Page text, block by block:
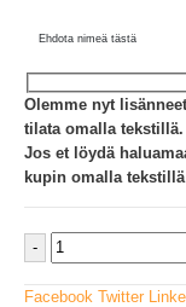
Ehdota nimeä tästä
Olemme nyt
tilata omalla tekstillä.
Jos et löydä
kupin omalla
-
Facebook Twitter